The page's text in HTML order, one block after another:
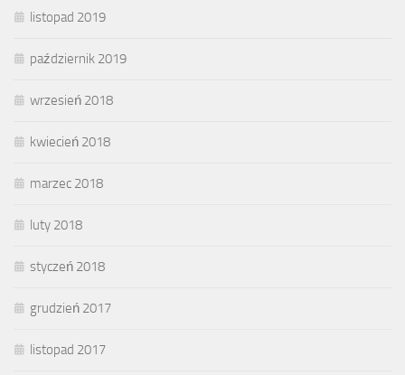
listopad 2019
październik 2019
wrzesień 2018
kwiecień 2018
marzec 2018
luty 2018
styczeń 2018
grudzień 2017
listopad 2017